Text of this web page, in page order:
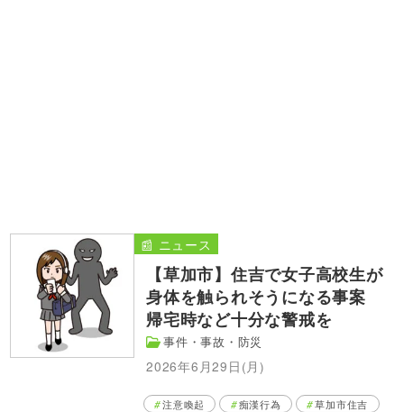
【草加市】住吉で女子高校生が
身体を触られそうになる事案
帰宅時など十分な警戒を
事件・事故・防災
2026年6月29日(月)
📰 ニュース
注意喚起 痴漢行為 草加市住吉